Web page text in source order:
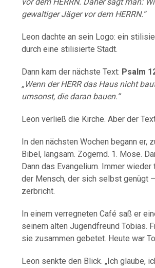
gewaltiger Jäger vor dem HERRN.“
Leon dachte an sein Logo: ein
durch eine stilisierte Stadt.
Dann kam der nächste Text: Psalm
„Wenn der HERR das Haus nicht
umsonst, die daran bauen.“
Leon verließ die Kirche. Aber der
In den nächsten Wochen begann er,
Bibel, langsam. Zögernd. 1. Mose.
Dann das Evangelium. Immer wieder
der Mensch, der sich selbst genügt
zerbricht.
In einem verregneten Café saß er
seinem alten Jugendfreund Tobias.
sie zusammen gebetet. Heute war
Leon senkte den Blick. „Ich glaube,